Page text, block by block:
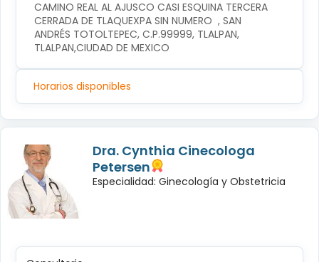
CAMINO REAL AL AJUSCO CASI ESQUINA TERCERA
CERRADA DE TLAQUEXPA SIN NUMERO  , SAN
ANDRÉS TOTOLTEPEC, C.P.99999, TLALPAN,
TLALPAN,CIUDAD DE MEXICO
Horarios disponibles
Dra. Cynthia Cinecologa
Petersen
Especialidad: Ginecología y Obstetricia